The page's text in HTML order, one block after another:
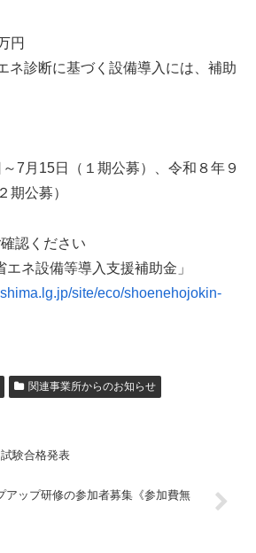
円
ネ診断に基づく設備導入には、補助
7月15日（１期公募）、令和８年９
期公募）
認ください
ネ設備等導入支援補助金」
site/eco/shoenehojokin-
関連事業所からのお知らせ
験合格発表
アップ研修の参加者募集《参加費無